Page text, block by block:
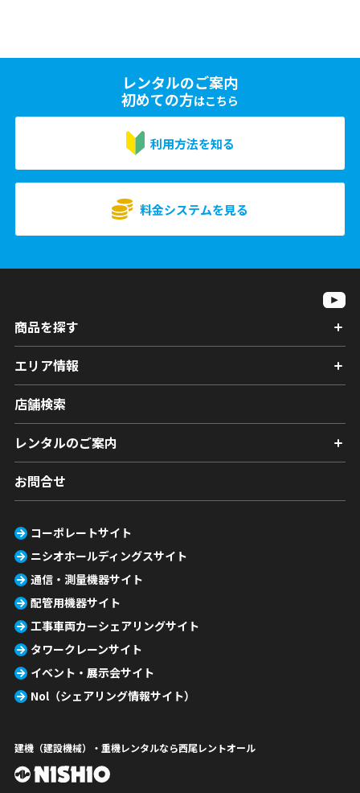
レンタルのご案内
初めての方はこちら
利用方法を知る
料金システムを見る
商品を探す
エリア情報
店舗検索
レンタルのご案内
お問合せ
コーポレートサイト
ニシオホールディングスサイト
通信・測量機器サイト
配管用機器サイト
工事車両カーシェアリングサイト
タワークレーンサイト
イベント・展示会サイト
Nol（シェアリング情報サイト）
建機（建設機械）・重機レンタルなら西尾レントオール